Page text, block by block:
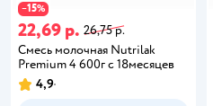
−15%
22,69 р. 26,75 р.
Смесь молочная Nutrilak
Premium 4 600г с 18месяцев
4,9